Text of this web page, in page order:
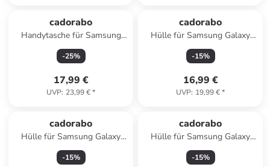
cadorabo
Handytasche für Samsung
Galaxy S25 Plus Hülle
Umhängetasche in Braun
-25%
17,99 €
UVP: 23,99 €*
cadorabo
Hülle für Samsung Galaxy
A35 Blumen Design in Floral
Blau
-15%
16,99 €
UVP: 19,99 €*
cadorabo
Hülle für Samsung Galaxy
A55 Blumen Design in Floral
Türkis
-15%
cadorabo
Hülle für Samsung Galaxy
A35 Blumen Design in Floral
Türkis
-15%